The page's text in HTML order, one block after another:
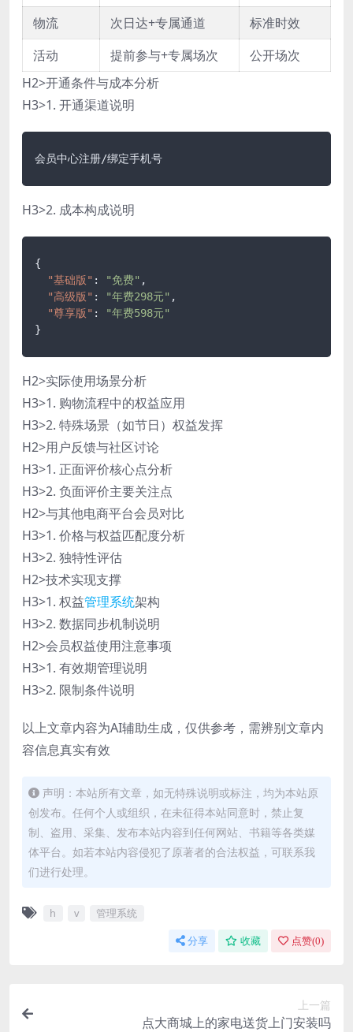
物流
次日达+专属通道
标准时效
活动
提前参与+专属场次
公开场次
H2>开通条件与成本分析
H3>1. 开通渠道说明
会员中心注册/绑定手机号
H3>2. 成本构成说明
{
"基础版" : "免费" ,
"高级版" : "年费298元" ,
"尊享版" :
"年费598元"
}
H2>实际使用场景分析
H3>1. 购物流程中的权益应用
H3>2. 特殊场景（如节日）权益发挥
H2>用户反馈与社区讨论
H3>1. 正面评价核心点分析
H3>2. 负面评价主要关注点
H2>与其他电商平台会员对比
H3>1. 价格与权益匹配度分析
H3>2. 独特性评估
H2>技术实现支撑
H3>1. 权益管理系统架构
H3>2. 数据同步机制说明
H2>会员权益使用注意事项
H3>1. 有效期管理说明
H3>2. 限制条件说明
以上文章内容为AI辅助生成，仅供参考，需辨别文章内
容信息真实有效
声明：本站所有文章，如无特殊说明或标注，均为本站原
创发布。任何个人或组织，在未征得本站同意时，禁止复
制、盗用、采集、发布本站内容到任何网站、书籍等各类媒
体平台。如若本站内容侵犯了原著者的合法权益，可联系我
们进行处理。
h v 管理系统
分享 收藏 点赞(0)
上一篇
点大商城上的家电送货上门安装吗